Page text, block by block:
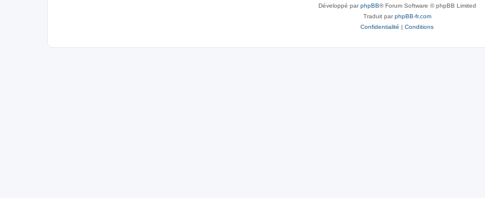
Développé parphpBB® Forum Software © phpBB Limited
Traduit parphpBB-fr.com
Confidentialité | Conditions